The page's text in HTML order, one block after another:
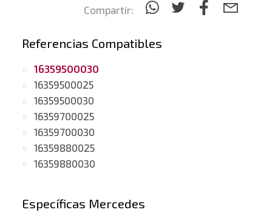
Compartir:
Referencias Compatibles
16359500030
16359500025
16359500030
16359700025
16359700030
16359880025
16359880030
Específicas Mercedes